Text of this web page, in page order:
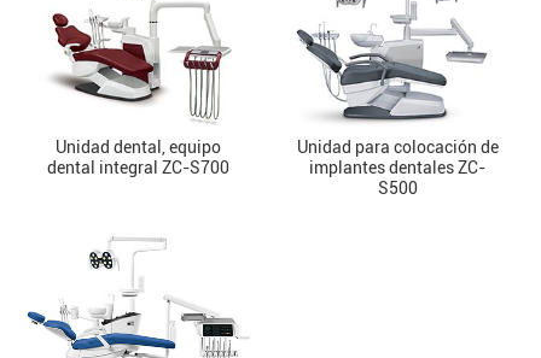
Unidad dental, equipo
dental integral ZC-S700
Unidad para colocación de
implantes dentales ZC-
S500